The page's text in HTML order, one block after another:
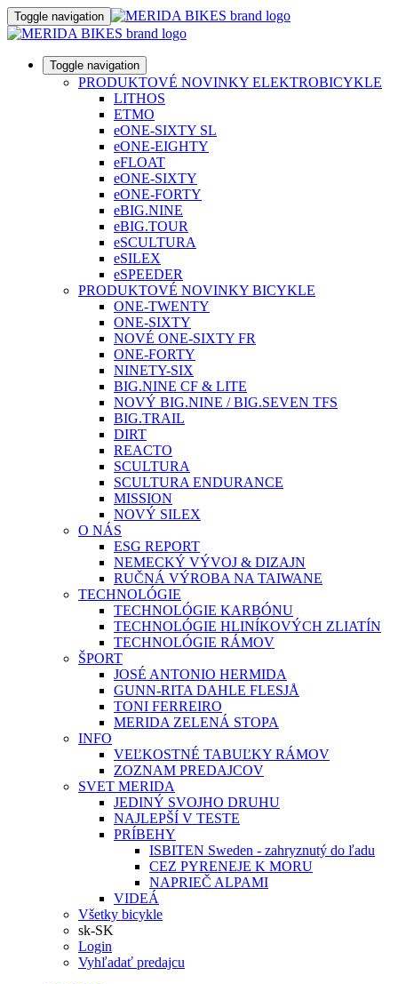
Toggle navigation
Toggle navigation
PRODUKTOVÉ NOVINKY ELEKTROBICYKLE
LITHOS
ETMO
eONE-SIXTY SL
eONE-EIGHTY
eFLOAT
eONE-SIXTY
eONE-FORTY
eBIG.NINE
eBIG.TOUR
eSCULTURA
eSILEX
eSPEEDER
PRODUKTOVÉ NOVINKY BICYKLE
ONE-TWENTY
ONE-SIXTY
NOVÉ ONE-SIXTY FR
ONE-FORTY
NINETY-SIX
BIG.NINE CF & LITE
NOVÝ BIG.NINE / BIG.SEVEN TFS
BIG.TRAIL
DIRT
REACTO
SCULTURA
SCULTURA ENDURANCE
MISSION
NOVÝ SILEX
O NÁS
ESG REPORT
NEMECKÝ VÝVOJ & DIZAJN
RUČNÁ VÝROBA NA TAIWANE
TECHNOLÓGIE
TECHNOLÓGIE KARBÓNU
TECHNOLÓGIE HLINÍKOVÝCH ZLIATÍN
TECHNOLÓGIE RÁMOV
ŠPORT
JOSÉ ANTONIO HERMIDA
GUNN-RITA DAHLE FLESJÅ
TONI FERREIRO
MERIDA ZELENÁ STOPA
INFO
VEĽKOSTNÉ TABUĽKY RÁMOV
ZOZNAM PREDAJCOV
SVET MERIDA
JEDINÝ SVOJHO DRUHU
NAJLEPŠÍ V TESTE
PRÍBEHY
ISBITEN Sweden - zahryznutý do ľadu
CEZ PYRENEJE K MORU
NAPRIEČ ALPAMI
VIDEÁ
Všetky bicykle
sk-SK
Login
Vyhľadať predajcu